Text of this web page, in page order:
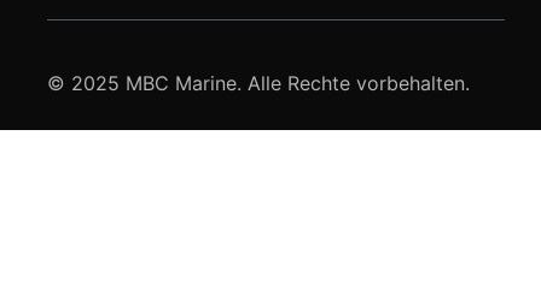
© 2025 MBC Marine. Alle Rechte vorbehalten.